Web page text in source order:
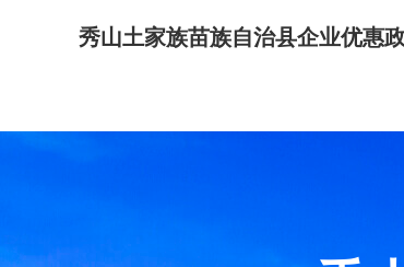
秀山土家族苗族自治县企业优惠